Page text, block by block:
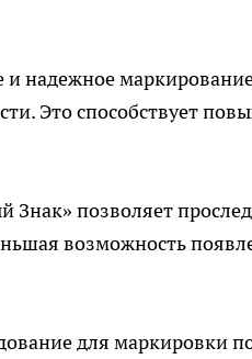
надежное
Это способствует
позволяет
возможность
для маркировки